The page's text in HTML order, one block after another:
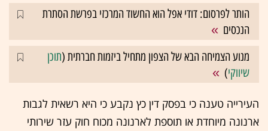
הותר לפרסום: דודי אפל הוא החשוד המרכזי בפרשת הסתרת
הנכסים
מנוע הצמיחה הבא של הצפון מתחיל ביזמות חברתית (תוכן
שיווקי)
העירייה טענה כי בפסק דין כץ נקבע כי היא רשאית לגבות
ארנונה מיוחדת או תוספת לארנונה מכוח חוק עזר שירותי